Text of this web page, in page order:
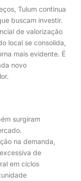
Tulum continua
buscam investir.
de valorização
local se consolida,
mais evidente. É
novo
surgiram
na demanda,
de
em ciclos